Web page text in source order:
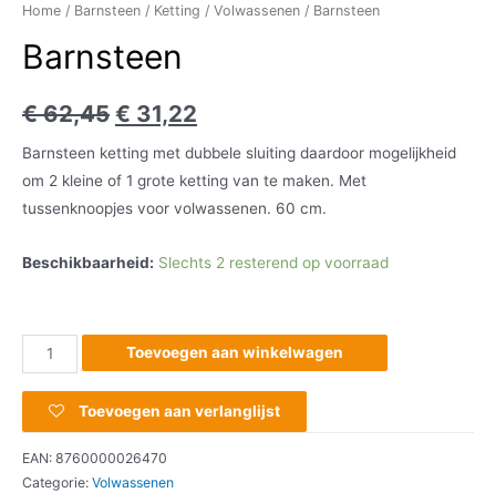
Home / Barnsteen / Ketting / Volwassenen / Barnsteen
Barnsteen
€62,45 € 31,22
Barnsteen ketting met dubbele sluiting daardoor mogelijkheid
om 2 kleine of 1 grote ketting van te maken. Met
tussenknoopjes voor volwassenen. 60 cm.
Beschikbaarheid: Slechts 2 resterend op voorraad
Toevoegen aan winkelwagen
Toevoegen aan verlanglijst
EAN: 8760000026470
Categorie: Volwassenen